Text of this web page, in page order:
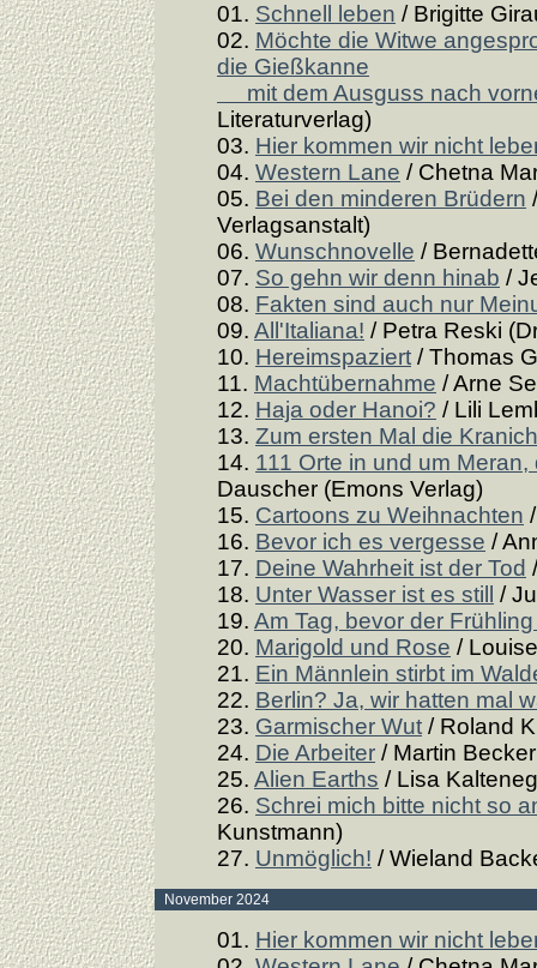
01. Schnell leben / Brigitte
02. Möchte die Witwe
die Gießkanne
mit dem Ausguss nach
Literaturverlag)
03. Hier kommen wir nicht
04. Western Lane / Chetna
05. Bei den minderen Brüdern
Verlagsanstalt)
06. Wunschnovelle /
07. So gehn wir denn hinab /
08. Fakten sind auch nur
09. All'Italiana! / Petra Reski
10. Hereimspaziert / Thomas
11. Machtübernahme / Arne
12. Haja oder Hanoi? / Lili
13. Zum ersten Mal die
14. 111 Orte in und um
Dauscher (Emons Verlag)
15. Cartoons zu Weihnachten
16. Bevor ich es vergesse /
17. Deine Wahrheit ist der Tod
18. Unter Wasser ist es still
/
19. Am Tag, bevor der
20. Marigold und Rose /
21. Ein Männlein stirbt im
22. Berlin? Ja, wir hatten mal
23. Garmischer Wut / Roland
24. Die Arbeiter / Martin
25. Alien Earths / Lisa
26. Schrei mich bitte nicht so
Kunstmann)
27. Unmöglich! / Wieland
November 2024
01. Hier kommen wir nicht